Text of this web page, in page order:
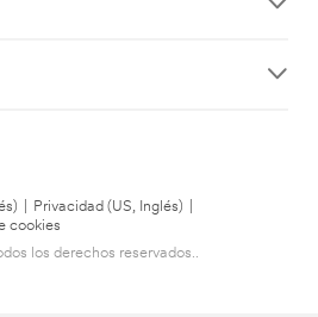
Privacidad (US, Inglés)
cookies
los derechos reservados..